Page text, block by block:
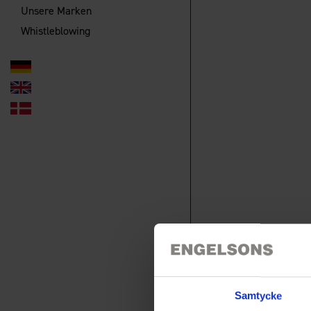
Samtycke
Unsere Marken
Whistleblowing